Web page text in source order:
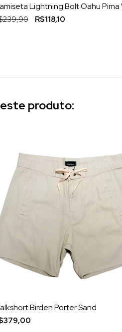
Lightning Bolt Oahu Pima
R$118,10
produto:
Birden Porter Sand